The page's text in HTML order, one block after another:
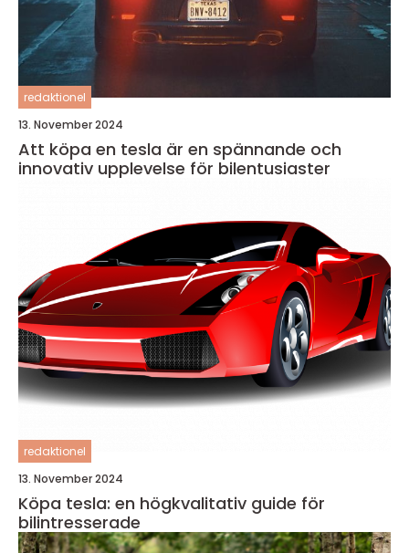
redaktionel
13. November 2024
Att köpa en tesla är en spännande och
innovativ upplevelse för bilentusiaster
redaktionel
13. November 2024
Köpa tesla: en högkvalitativ guide för
bilintresserade